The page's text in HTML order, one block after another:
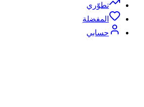
تطوّري
المفضلة
حسابي